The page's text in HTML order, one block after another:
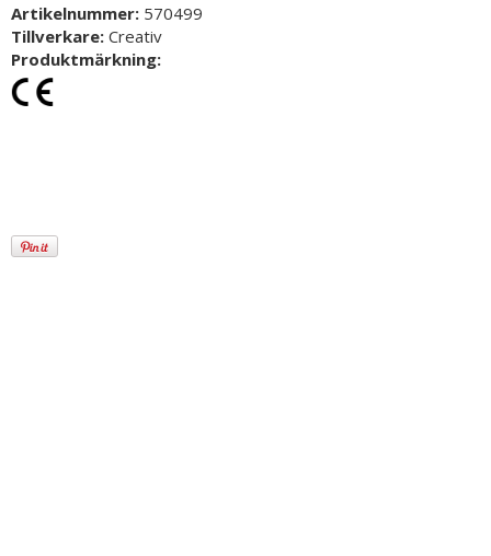
Artikelnummer: 570499
Tillverkare: Creativ
Produktmärkning: